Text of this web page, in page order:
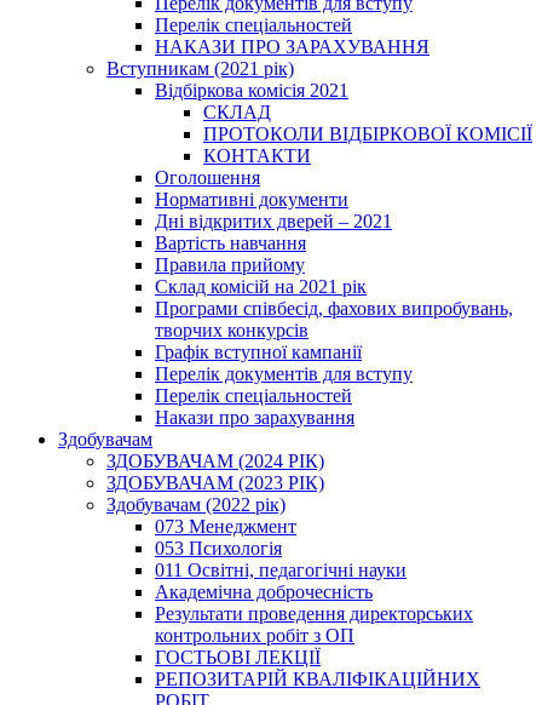
Перелік спеціальностей
НАКАЗИ ПРО ЗАРАХУВАННЯ
Вступникам (2021 рік)
Відбіркова комісія 2021
СКЛАД
ПРОТОКОЛИ ВІДБІРКОВОЇ КОМІСІЇ
КОНТАКТИ
Оголошення
Нормативні документи
Дні відкритих дверей – 2021
Вартість навчання
Правила прийому
Склад комісій на 2021 рік
Програми співбесід, фахових випробувань,
творчих конкурсів
Графік вступної кампанії
Перелік документів для вступу
Перелік спеціальностей
Накази про зарахування
Здобувачам
ЗДОБУВАЧАМ (2024 РІК)
ЗДОБУВАЧАМ (2023 РІК)
Здобувачам (2022 рік)
073 Менеджмент
053 Психологія
011 Освітні, педагогічні науки
Академічна доброчесність
Результати проведення директорських
контрольних робіт з ОП
ГОСТЬОВІ ЛЕКЦІЇ
РЕПОЗИТАРІЙ КВАЛІФІКАЦІЙНИХ
РОБІТ